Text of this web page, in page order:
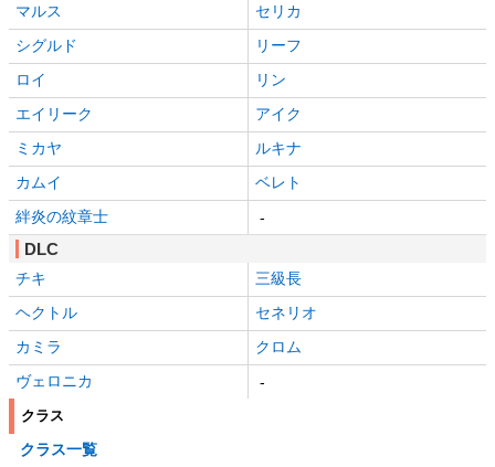
マルス
セリカ
シグルド
リーフ
ロイ
リン
エイリーク
アイク
ミカヤ
ルキナ
カムイ
ベレト
絆炎の紋章士
-
DLC
チキ
三級長
ヘクトル
セネリオ
カミラ
クロム
ヴェロニカ
-
クラス
クラス一覧